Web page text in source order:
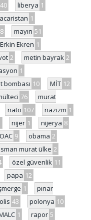
40 liberya 1
1
8 mayın 51
Ekren 1
2 metin bayrak 2
1
bombası 10 MİT 12
76
murat
nato 107 nazizm 1
nijer 1 nijerya 8
OAC 9 obama 2
murat ülke 2
özel güvenlik 11
papa 12
1
pınar
43 polonya 10
1 rapor 5